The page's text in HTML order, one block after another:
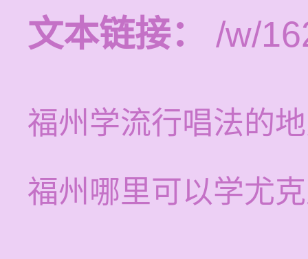
文本链接：
/w/
福州学流行唱法的
福州哪里可以学尤